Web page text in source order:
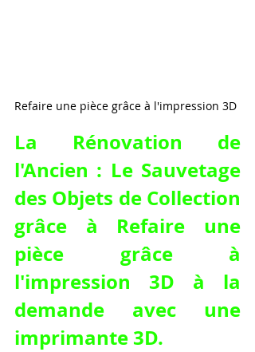
Refaire une pièce grâce à l'impression 3D
La Rénovation de
l'Ancien : Le Sauvetage
des Objets de Collection
grâce à Refaire une
pièce grâce à
l'impression 3D à la
demande avec une
imprimante 3D.